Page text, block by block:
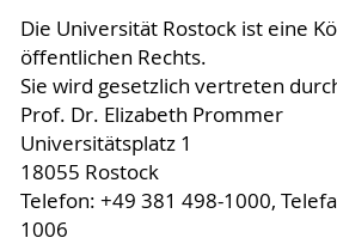
Die Universität Rostock ist eine
öffentlichen Rechts.
Sie wird gesetzlich vertreten
Prof. Dr. Elizabeth Prommer
Universitätsplatz 1
18055 Rostock
Telefon: +49 381 498-1000,
1006